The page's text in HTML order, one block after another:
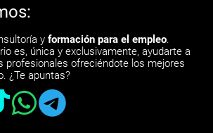
y formación para el empleo.
es, única y exclusivamente, ayudarte a
profesionales ofreciéndote los mejores
¿Te apuntas?